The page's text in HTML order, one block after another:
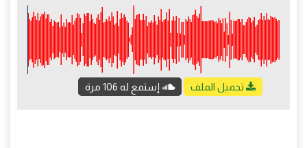
تحميل الملف إستمع له 106 مرة